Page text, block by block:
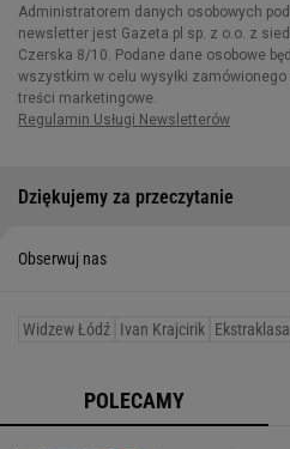
Dziękujemy za przeczytanie
Obserwuj nas
Widzew Łódź Ivan Krajcirik Ekstraklasa
POLECAMY